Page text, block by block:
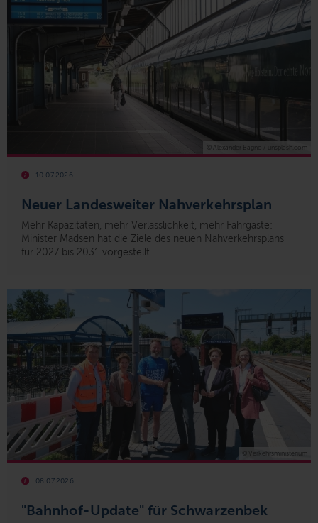
Neuer Landesweiter Nahverkehrsplan
10.07.2026
Mehr Kapazitäten, mehr Verlässlichkeit, mehr Fahrgäste:
Minister Madsen hat die Ziele des neuen Nahverkehrsplans
für 2027 bis 2031 vorgestellt.
© Alexander Bagno / unsplash.com
"Bahnhof-Update" für Schwarzenbek
08.07.2026
© Verkehrsministerium